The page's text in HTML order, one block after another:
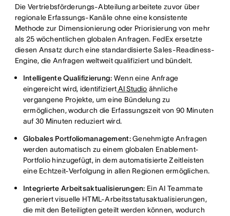
Die Vertriebsförderungs-Abteilung arbeitete zuvor über
regionale Erfassungs-Kanäle ohne eine konsistente
Methode zur Dimensionierung oder Priorisierung von mehr
als 25 wöchentlichen globalen Anfragen. FedEx ersetzte
diesen Ansatz durch eine standardisierte Sales-Readiness-
Engine, die Anfragen weltweit qualifiziert und bündelt.
Intelligente Qualifizierung: Wenn eine Anfrage
eingereicht wird, identifiziert AI Studio ähnliche
vergangene Projekte, um eine Bündelung zu
ermöglichen, wodurch die Erfassungszeit von 90 Minuten
auf 30 Minuten reduziert wird.
Globales Portfoliomanagement:Genehmigte Anfragen
werden automatisch zu einem globalen Enablement-
Portfolio hinzugefügt, in dem automatisierte Zeitleisten
eine Echtzeit-Verfolgung in allen Regionen ermöglichen.
Integrierte Arbeitsaktualisierungen: Ein AI Teammate
generiert visuelle HTML-Arbeitsstatusaktualisierungen,
die mit den Beteiligten geteilt werden können, wodurch